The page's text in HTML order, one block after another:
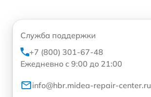
Служба поддержки
+7 (800) 301-67-48
Ежедневно с 9:00 до 21:00
info@hbr.midea-repair-center.ru